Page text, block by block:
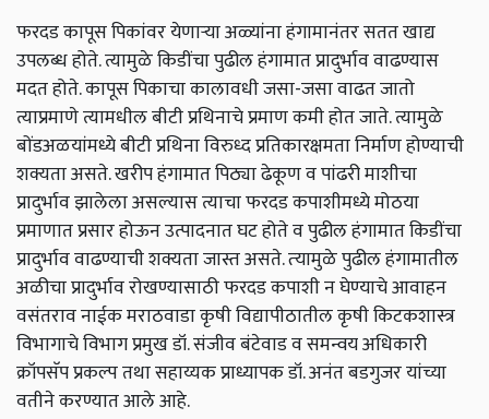
फरदड कापूस पिकांवर येणाऱ्या अळ्यांना हंगामानंतर सतत खाद्य
उपलब्ध होते. त्यामुळे किडींचा पुढील हंगामात प्रादुर्भाव वाढण्यास
मदत होते. कापूस पिकाचा कालावधी जसा-जसा वाढत जातो
त्याप्रमाणे त्यामधील बीटी प्रथिनाचे प्रमाण कमी होत जाते. त्यामुळे
बोंडअळयांमध्ये बीटी प्रथिना विरुध्द प्रतिकारक्षमता निर्माण होण्याची
शक्यता असते.खरीप हंगामात पिठ्या ढेकूण व पांढरी माशीचा
प्रादुर्भाव झालेला असल्यास त्याचा फरदड कपाशीमध्ये मोठया
प्रमाणात प्रसार होऊन उत्पादनात घट होते व पुढील हंगामात किडींचा
प्रादुर्भाव वाढण्याची शक्यता जास्त असते. त्‍यामुळे पुढील हंगामातील
अळीचा प्रादुर्भाव रोखण्यासाठी फरदड कपाशी न घेण्‍याचे आवाहन
वसंतराव नाईक मराठवाडा कृषी विद्यापीठातील कृषी किटकशास्त्र
विभागाचे विभाग प्रमुख डॉ. संजीव बंटेवाड व समन्वय अधिकारी
क्रॉपसॅपप्रकल्प तथा सहाय्यक प्राध्यापक डॉ. अनंत बडगुजर यांच्या
वतीने करण्यात आले आहे.